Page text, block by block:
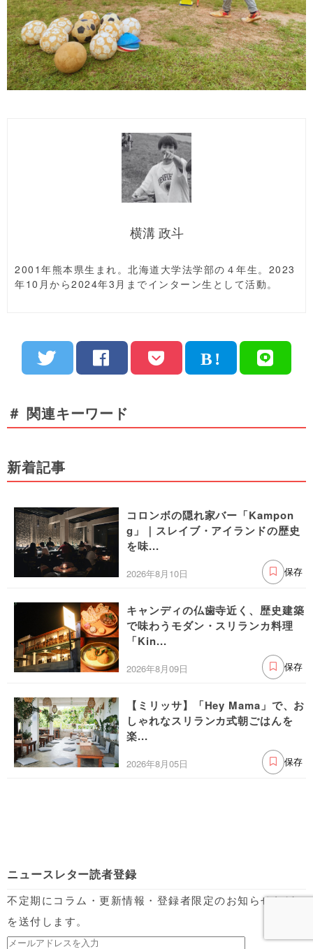
横溝 政斗
2001年熊本県生まれ。北海道大学法学部の４年生。2023
年10月から2024年3月までインターン生として活動。
＃ 関連キーワード
新着記事
コロンボの隠れ家バー「Kampon
g」｜スレイブ・アイランドの歴史
を味...
2026年8月10日 保存
キャンディの仏歯寺近く、歴史建築
で味わうモダン・スリランカ料理
「Kin...
2026年8月09日 保存
【ミリッサ】「Hey Mama」で、お
しゃれなスリランカ式朝ごはんを
楽...
2026年8月05日 保存
ニュースレター読者登録
不定期にコラム・更新情報・登録者限定のお知らせなど
を送付します。